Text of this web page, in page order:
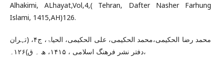
Alhakimi, ALhayat,Vol,4,( Tehran, Dafter Nasher Farhung
Islami, 1415,AH)126.
محمد رضا الحکیمی،محمد الحکیمی، علی الحکیمی، الحیاۃ، ج۴، (تہران
،دفتر نشر فرھنگ اسلامی ، ۱۴۱۵، ھ ۔ ق)۱۲۶۔